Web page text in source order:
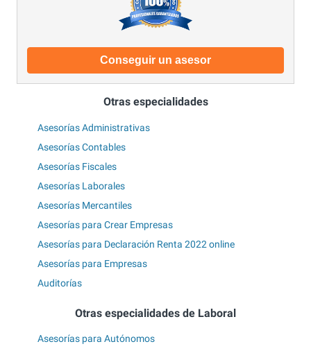
Conseguir un asesor
Otras especialidades
Asesorías Administrativas
Asesorías Contables
Asesorías Fiscales
Asesorías Laborales
Asesorías Mercantiles
Asesorías para Crear Empresas
Asesorías para Declaración Renta 2022 online
Asesorías para Empresas
Auditorías
Otras especialidades de Laboral
Asesorías para Autónomos